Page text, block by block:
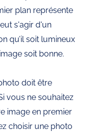
plan représente
s'agir d'un
qu’il soit lumineux
soit bonne.
vous ne souhaitez
image en premier
choisir une photo